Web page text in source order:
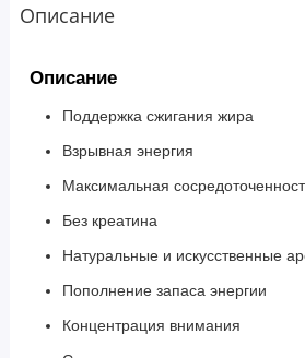
Описание
Описание
Поддержка сжигания жира
Взрывная энергия
Максимальная
Без креатина
Натуральные и искусственные
Пополнение запаса энергии
Концентрация внимания